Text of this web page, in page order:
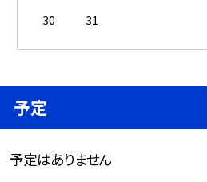
30
31
予定
予定はありません